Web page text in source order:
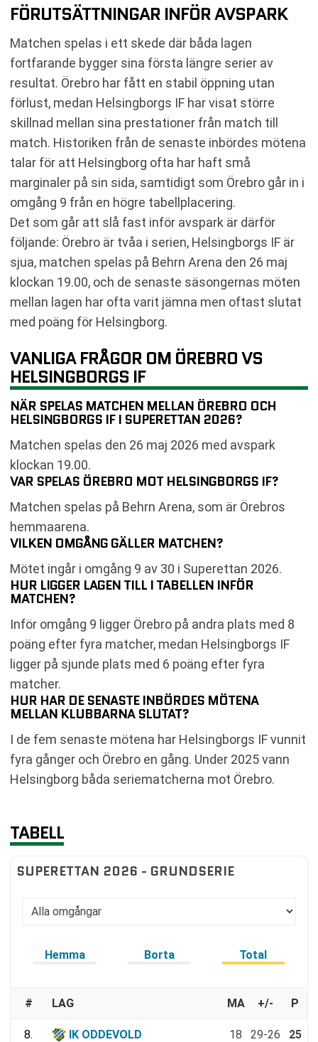
FÖRUTSÄTTNINGAR INFÖR AVSPARK
Matchen spelas i ett skede där båda lagen
fortfarande bygger sina första längre serier av
resultat. Örebro har fått en stabil öppning utan
förlust, medan Helsingborgs IF har visat större
skillnad mellan sina prestationer från match till
match. Historiken från de senaste inbördes mötena
talar för att Helsingborg ofta har haft små
marginaler på sin sida, samtidigt som Örebro går in i
omgång 9 från en högre tabellplacering.
Det som går att slå fast inför avspark är därför
följande: Örebro är tvåa i serien, Helsingborgs IF är
sjua, matchen spelas på Behrn Arena den 26 maj
klockan 19.00, och de senaste säsongernas möten
mellan lagen har ofta varit jämna men oftast slutat
med poäng för Helsingborg.
VANLIGA FRÅGOR OM ÖREBRO VS
HELSINGBORGS IF
NÄR SPELAS MATCHEN MELLAN ÖREBRO OCH
HELSINGBORGS IF I SUPERETTAN 2026?
Matchen spelas den 26 maj 2026 med avspark
klockan 19.00.
VAR SPELAS ÖREBRO MOT HELSINGBORGS IF?
Matchen spelas på Behrn Arena, som är Örebros
hemmaarena.
VILKEN OMGÅNG GÄLLER MATCHEN?
Mötet ingår i omgång 9 av 30 i Superettan 2026.
HUR LIGGER LAGEN TILL I TABELLEN INFÖR
MATCHEN?
Inför omgång 9 ligger Örebro på andra plats med 8
poäng efter fyra matcher, medan Helsingborgs IF
ligger på sjunde plats med 6 poäng efter fyra
matcher.
HUR HAR DE SENASTE INBÖRDES MÖTENA
MELLAN KLUBBARNA SLUTAT?
I de fem senaste mötena har Helsingborgs IF vunnit
fyra gånger och Örebro en gång. Under 2025 vann
Helsingborg båda seriematcherna mot Örebro.
TABELL
SUPERETTAN 2026 - GRUNDSERIE
Hemma Borta Total
# LAG MA +/- P
8. IK ODDEVOLD 18 29-26 25